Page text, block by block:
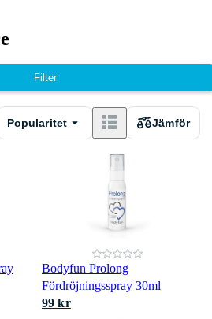
Filter
Popularitet Jämför
Bodyfun Prolong
Fördröjningsspray 30ml
99 kr